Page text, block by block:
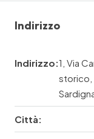
Indirizzo
Indirizzo:1, Via
storico,
Città: